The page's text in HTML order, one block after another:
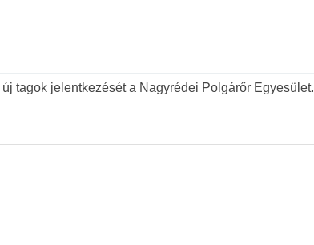
tagok jelentkezését a Nagyrédei Polgárőr Egyesület.